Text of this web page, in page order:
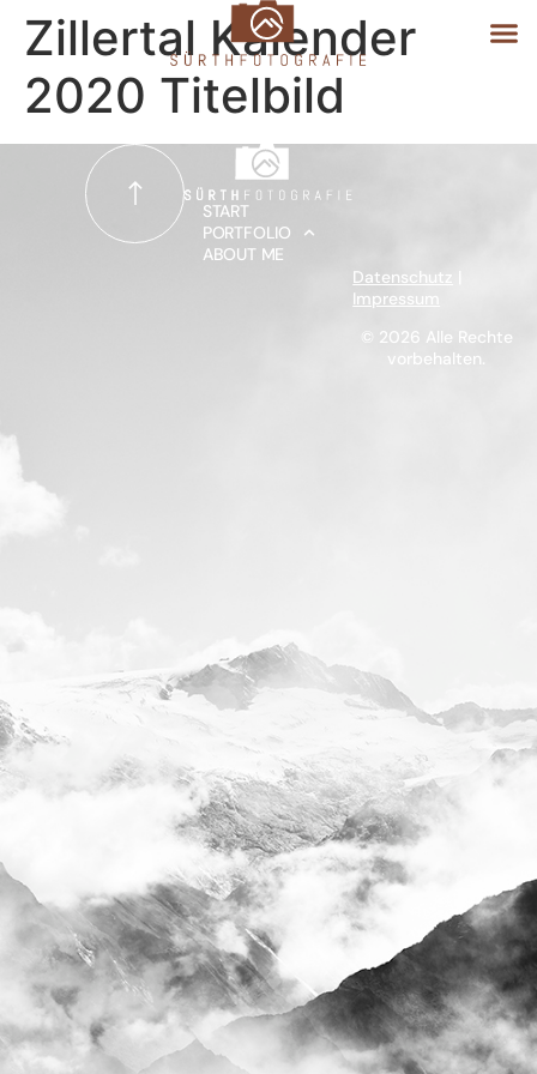
START
PORTFOLIO
Zillertal Kalender
2020 Titelbild
Datenschutz |
Impressum
© 2026 Alle Rechte
vorbehalten.
START
PORTFOLIO
ABOUT ME